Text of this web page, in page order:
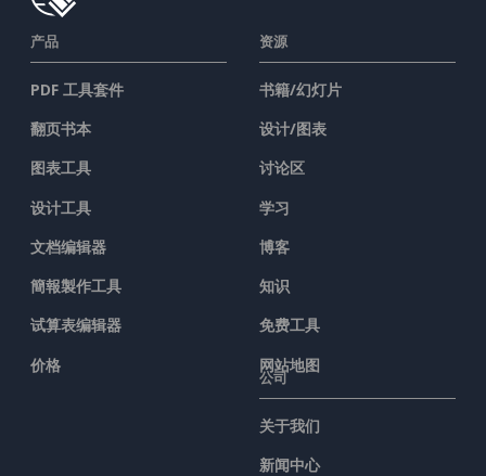
产品
PDF 工具套件
翻页书本
图表工具
设计工具
文档编辑器
簡報製作工具
试算表编辑器
价格
资源
书籍/幻灯片
设计/图表
讨论区
学习
博客
知识
免费工具
网站地图
公司
关于我们
新闻中心